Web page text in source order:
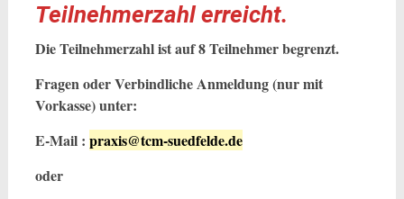
Teilnehmerzahl erreicht.
Die Teilnehmerzahl ist auf 8 Teilnehmer begrenzt.
Fragen oder Verbindliche Anmeldung (nur mit
Vorkasse) unter:
E-Mail : praxis@tcm-suedfelde.de
oder